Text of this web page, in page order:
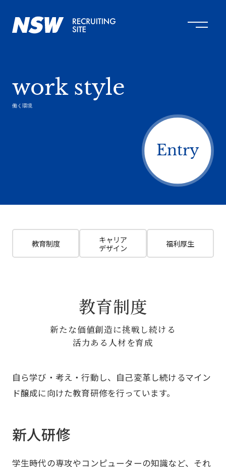
work style
働く環境
教育制度
新たな価値創造に挑戦し続ける
活⼒ある⼈材を育成
⾃ら学び・考え・⾏動し、⾃⼰変⾰し続けるマイン
ド醸成に向けた教育研修を⾏っています。
新人研修
学⽣時代の専攻やコンピューターの知識など、それ
教育制度
キャリア
デザイン
福利厚生
Entry